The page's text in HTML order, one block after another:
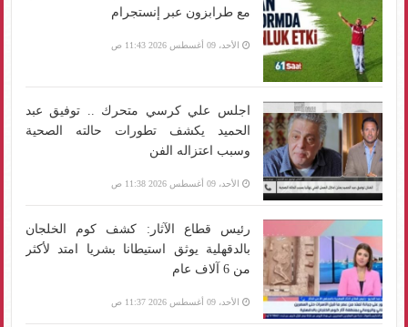
مع طرابزون عبر إنستجرام
الأحد، 09 أغسطس 2026 11:43 ص
اجلس علي كرسي متحرك .. توفيق عبد
الحميد يكشف تطورات حالته الصحية
وسبب اعتزاله الفن
الأحد، 09 أغسطس 2026 11:38 ص
رئيس قطاع الآثار: كشف كوم الخلجان
بالدقهلية يوثق استيطانا بشريا امتد لأكثر
من 6 آلاف عام
الأحد، 09 أغسطس 2026 11:37 ص